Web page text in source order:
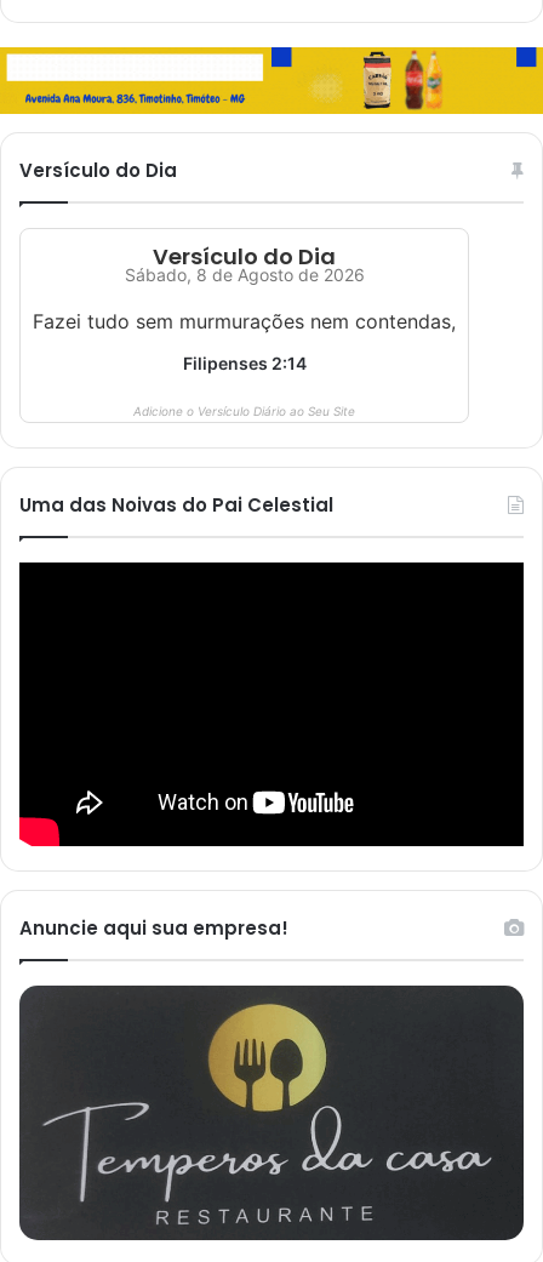
Versículo do Dia
Versículo do Dia
Sábado, 8 de Agosto de 2026
Fazei tudo sem murmurações nem contendas,
Filipenses 2:14
Adicione o Versículo Diário ao Seu Site
Uma das Noivas do Pai Celestial
Anuncie aqui sua empresa!